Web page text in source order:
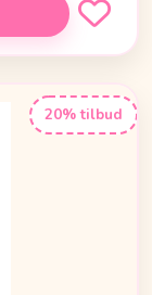
20% tilbud